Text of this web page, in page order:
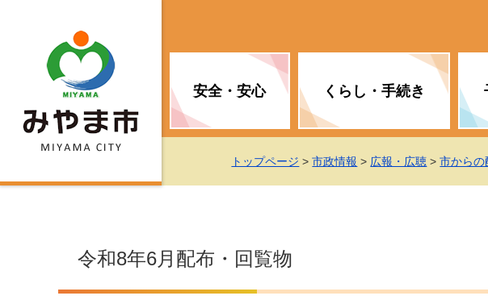
安全・安心
お知らせ（安全・安心） 休日・夜間
くらし・手続き
届け出・証明 税金
移住・定住支援
教育
国民健康保
観光情報 企業誘致に
地球温暖化対策
市の政策 市長の部屋
トップページ >市政情報 > 広報・広聴 >市からの
令和8年6月配布・回覧物